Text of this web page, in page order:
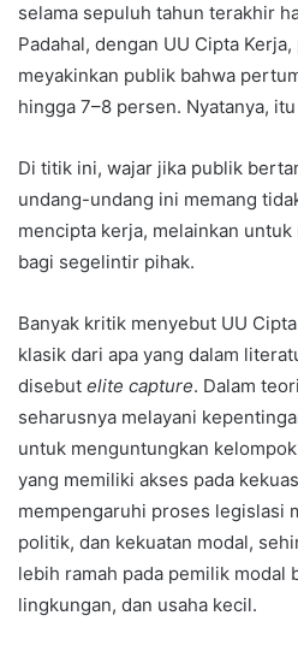
selama sepuluh tahun terakhir
Padahal, dengan UU Cipta
meyakinkan publik bahwa
hingga 7–8 persen. Nyatanya,
Di titik ini, wajar jika publik
undang-undang ini memang
mencipta kerja, melainkan
bagi segelintir pihak.
Banyak kritik menyebut UU
klasik dari apa yang dalam
disebut elite capture. Dalam
seharusnya melayani
untuk menguntungkan
yang memiliki akses pada
mempengaruhi proses legislasi
politik, dan kekuatan modal,
lebih ramah pada pemilik modal
lingkungan, dan usaha kecil.